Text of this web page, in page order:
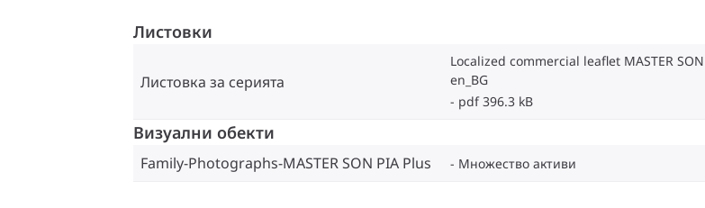
Листовки
Листовка за серията
Localized commercial leaflet MASTER
en_BG
pdf 396.3 kB
Визуални обекти
Family-Photographs-MASTER SON PIA Plus Множество активи